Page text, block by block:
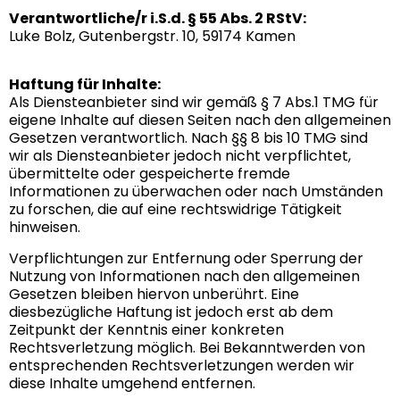
Verantwortliche/r i.S.d. § 55 Abs. 2 RStV:
Luke Bolz, Gutenbergstr. 10, 59174 Kamen
Haftung für Inhalte:
Als Diensteanbieter sind wir gemäß § 7 Abs.1 TMG für
eigene Inhalte auf diesen Seiten nach den allgemeinen
Gesetzen verantwortlich. Nach §§ 8 bis 10 TMG sind
wir als Diensteanbieter jedoch nicht verpflichtet,
übermittelte oder gespeicherte fremde
Informationen zu überwachen oder nach Umständen
zu forschen, die auf eine rechtswidrige Tätigkeit
hinweisen.
Verpflichtungen zur Entfernung oder Sperrung der
Nutzung von Informationen nach den allgemeinen
Gesetzen bleiben hiervon unberührt. Eine
diesbezügliche Haftung ist jedoch erst ab dem
Zeitpunkt der Kenntnis einer konkreten
Rechtsverletzung möglich. Bei Bekanntwerden von
entsprechenden Rechtsverletzungen werden wir
diese Inhalte umgehend entfernen.